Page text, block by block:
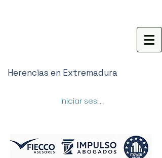
Herencias en Extremadura
Iniciar sesión